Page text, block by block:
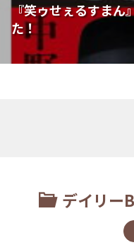
『笑ゥせぇるすまん
た！
デイリー